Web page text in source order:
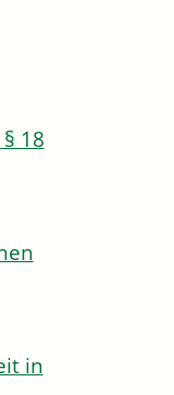
18
in